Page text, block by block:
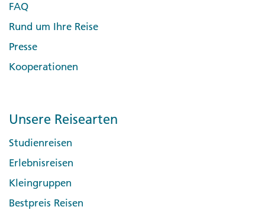
FAQ
Rund um Ihre Reise
Presse
Kooperationen
Unsere Reisearten
Studienreisen
Erlebnisreisen
Kleingruppen
Bestpreis Reisen